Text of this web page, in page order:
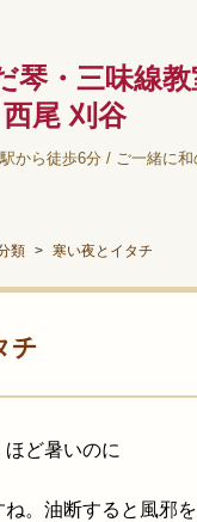
琴・三味線
尾 刈谷
から徒歩6分 / ご一緒に
類 寒い夜とイタチ
チ
ほど暑いのに
ね。油断すると風邪